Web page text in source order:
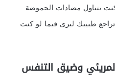
تتناول مضادات الحموضة
طبيبك ليرى فيما لو كنت
المريئي وضيق التنفس